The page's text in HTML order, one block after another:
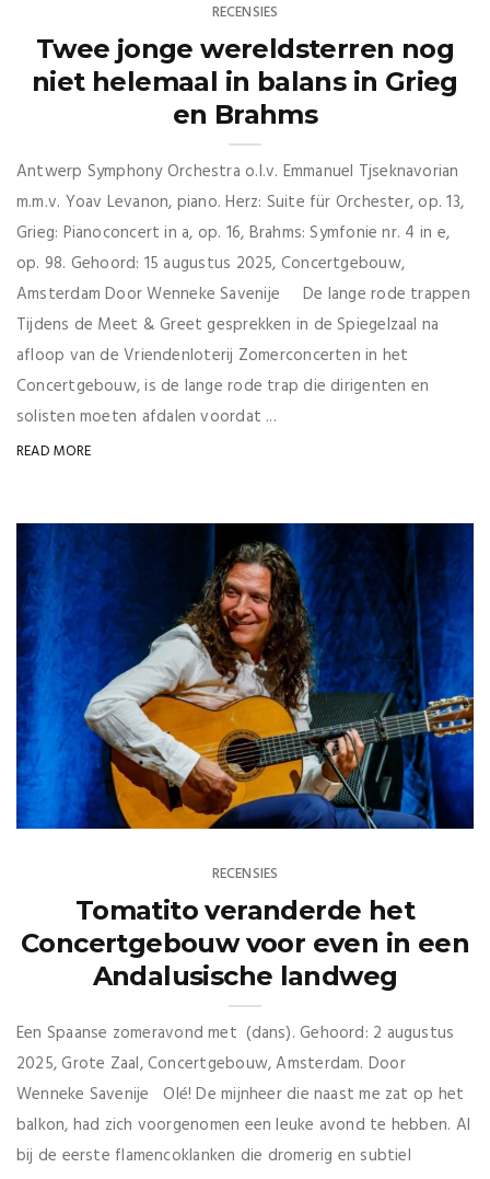
RECENSIES
Twee jonge wereldsterren nog
niet helemaal in balans in Grieg
en Brahms
Antwerp Symphony Orchestra o.l.v. Emmanuel Tjseknavorian
m.m.v. Yoav Levanon, piano. Herz: Suite für Orchester, op. 13,
Grieg: Pianoconcert in a, op. 16, Brahms: Symfonie nr. 4 in e,
op. 98. Gehoord: 15 augustus 2025, Concertgebouw,
Amsterdam Door Wenneke Savenije De lange rode trappen
Tijdens de Meet & Greet gesprekken in de Spiegelzaal na
afloop van de Vriendenloterij Zomerconcerten in het
Concertgebouw, is de lange rode trap die dirigenten en
solisten moeten afdalen voordat ...
READ MORE
RECENSIES
Tomatito veranderde het
Concertgebouw voor even in een
Andalusische landweg
Een Spaanse zomeravond met (dans). Gehoord: 2 augustus
2025, Grote Zaal, Concertgebouw, Amsterdam. Door
Wenneke Savenije Olé! De mijnheer die naast me zat op het
balkon, had zich voorgenomen een leuke avond te hebben. Al
bij de eerste flamencoklanken die dromerig en subtiel